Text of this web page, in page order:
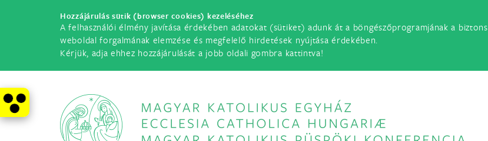
Hozzájárulás sütik (browser cookies) kezeléséhez
A felhasználói élmény javítása érdekében adatokat (sütiket) adunk át a böngészőprogramjának a
weboldal forgalmának elemzése és megfelelő hirdetések nyújtása érdekében.
Kérjük, adja ehhez hozzájárulását a jobb oldali gombra kattintva!